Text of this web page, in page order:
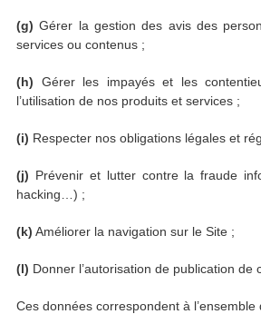
(g) Gérer la gestion des avis des
services ou contenus ;
(h) Gérer les impayés et les
l’utilisation de nos produits et services ;
(i) Respecter nos obligations légales et
(j) Prévenir et lutter contre la fraude
hacking…) ;
(k) Améliorer la navigation sur le Site ;
(l) Donner l’autorisation de publication de
Ces données correspondent à l’ensemble